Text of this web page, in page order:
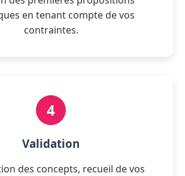
en tenant compte de vos
contraintes.
4
Validation
des concepts, recueil de vos